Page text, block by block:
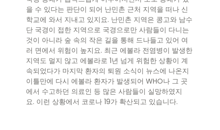
을 수 있다는 판단이 되어 난민촌 근처 지역을 떠나 신
학교에 와서 지내고 있지요. 난민촌 지역은 콩고와 남수
단 국경이 접한 지역으로 국경으로만 사람들이 다니는
것이 아니라 숲 속의 작은 길을 통해 드나들고 있어 여
러 면에서 위험이 높지요. 최근 에볼라 전염병이 발생한
지역도 멀지 않고 에볼라로 1년 넘게 위험한 상황이 계
속되었다가 마지막 환자의 퇴원 소식이 뉴스에 나온지
이틀만에 다시 에볼라 환자가 발생되어 WHO나 그 곳
에서 수고하던 의료인 등 많은 사람들이 실망하였지
요. 이런 상황에서 코로나 19가 확산되고 있습니다.